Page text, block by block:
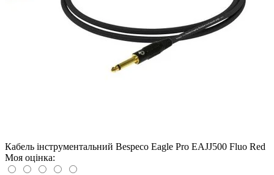
Кабель інструментальний Bespeco Eagle Pro EAJJ500 Fluo Red
Моя оцінка: